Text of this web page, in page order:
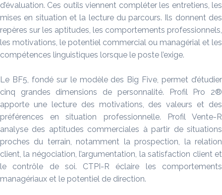
d’évaluation. Ces outils viennent compléter les entretiens, les
mises en situation et la lecture du parcours. Ils donnent des
repères sur les aptitudes, les comportements professionnels,
les motivations, le potentiel commercial ou managérial et les
compétences linguistiques lorsque le poste l’exige.
Le BF5, fondé sur le modèle des Big Five, permet d’étudier
cinq grandes dimensions de personnalité. Profil Pro 2®
apporte une lecture des motivations, des valeurs et des
préférences en situation professionnelle. Profil Vente-R
analyse des aptitudes commerciales à partir de situations
proches du terrain, notamment la prospection, la relation
client, la négociation, l’argumentation, la satisfaction client et
le contrôle de soi. CTPI-R éclaire les comportements
managériaux et le potentiel de direction.